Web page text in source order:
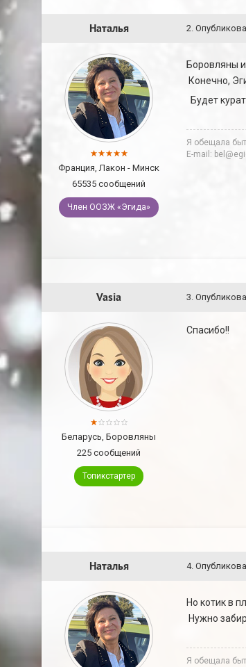
Наталья 2.
Франция, Лакон - Минск
65535 сообщений
Член ООЗЖ «Эгида»
Боровляны
Конечно,
Будет
Я обещала
E-mail:
Vasia 3.
Беларусь, Боровляны
225 сообщений
Топикстартер
Спасибо!!
Наталья 4.
Но котик в
Нужно
Я обещала